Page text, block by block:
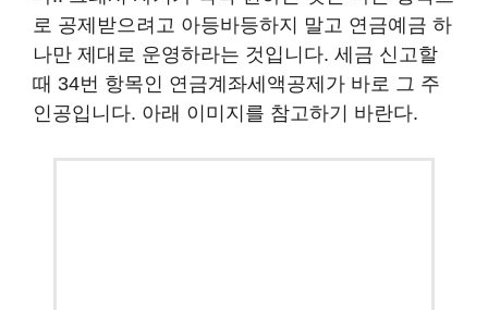
로 공제받으려고 아등바등하지 말고 연금예금 하
나만 제대로 운영하라는 것입니다. 세금 신고할
때 34번 항목인 연금계좌세액공제가 바로 그 주
인공입니다. 아래 이미지를 참고하기 바란다.